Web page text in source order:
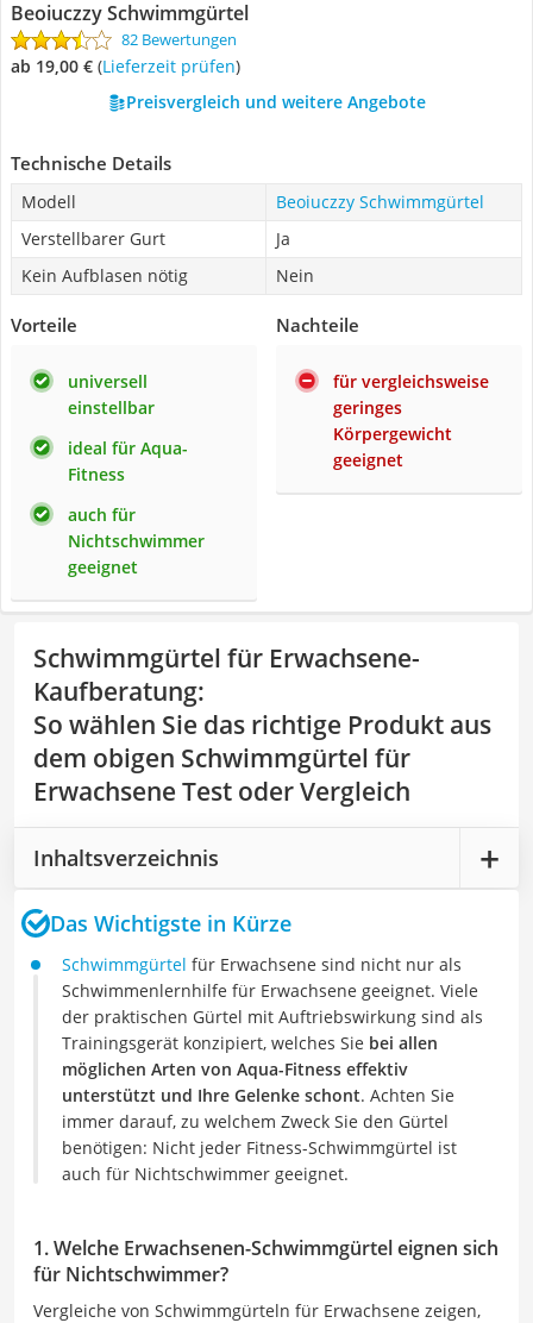
Beoiuczzy Schwimmgürtel
82 Bewertungen
ab 19,00 € (Lieferzeit prüfen)
Preisvergleich und weitere Angebote
Technische Details
Modell
Beoiuczzy Schwimmgürtel
Verstellbarer Gurt
Ja
Kein Aufblasen nötig
Nein
Vorteile
universell
einstellbar
ideal für Aqua-
Fitness
auch für
Nichtschwimmer
geeignet
Nachteile
für vergleichsweise
geringes
Körpergewicht
geeignet
Schwimmgürtel für Erwachsene-
Kaufberatung:
So wählen Sie das richtige Produkt aus
dem obigen Schwimmgürtel für
Erwachsene Test oder Vergleich
Inhaltsverzeichnis
Das Wichtigste in Kürze
Schwimmgürtel für Erwachsene sind nicht nur als
Schwimmenlernhilfe für Erwachsene geeignet. Viele
der praktischen Gürtel mit Auftriebswirkung sind als
Trainingsgerät konzipiert, welches Sie bei allen
möglichen Arten von Aqua-Fitness effektiv
unterstützt und Ihre Gelenke schont. Achten Sie
immer darauf, zu welchem Zweck Sie den Gürtel
benötigen: Nicht jeder Fitness-Schwimmgürtel ist
auch für Nichtschwimmer geeignet.
1. Welche Erwachsenen-Schwimmgürtel eignen sich
für Nichtschwimmer?
Vergleiche von Schwimmgürteln für Erwachsene zeigen,